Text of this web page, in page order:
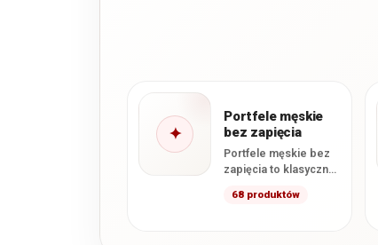
✦
Portfele męskie
bez zapięcia
Portfele męskie bez
zapięcia to klasyczne
posiadają
68 produktów